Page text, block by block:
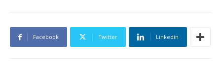
Facebook Twitter Linkedin